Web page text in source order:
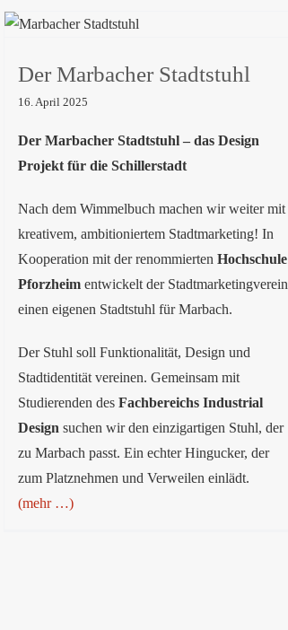
Der Marbacher Stadtstuhl
16. April 2025
Der Marbacher Stadtstuhl – das Design
Projekt für die Schillerstadt
Nach dem Wimmelbuch machen wir weiter mit
kreativem, ambitioniertem Stadtmarketing! In
Kooperation mit der renommierten Hochschule
Pforzheim entwickelt der Stadtmarketingverein
einen eigenen Stadtstuhl für Marbach.
Der Stuhl soll Funktionalität, Design und
Stadtidentität vereinen. Gemeinsam mit
Studierenden des Fachbereichs Industrial
Design suchen wir den einzigartigen Stuhl, der
zu Marbach passt. Ein echter Hingucker, der
zum Platznehmen und Verweilen einlädt.
(mehr …)